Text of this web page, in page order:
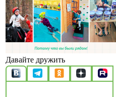
Давайте дружить